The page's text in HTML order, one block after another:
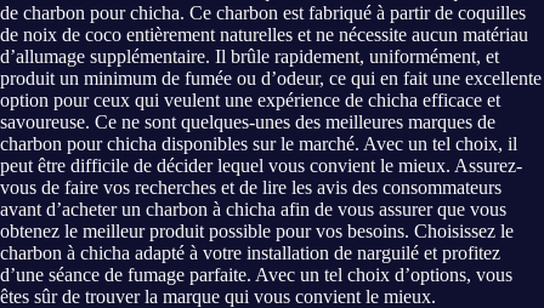
de charbon pour chicha. Ce charbon est fabriqué à partir de coquilles
de noix de coco entièrement naturelles et ne nécessite aucun matériau
d’allumage supplémentaire. Il brûle rapidement, uniformément, et
produit un minimum de fumée ou d’odeur, ce qui en fait une excellente
option pour ceux qui veulent une expérience de chicha efficace et
savoureuse. Ce ne sont quelques-unes des meilleures marques de
charbon pour chicha disponibles sur le marché. Avec un tel choix, il
peut être difficile de décider lequel vous convient le mieux. Assurez-
vous de faire vos recherches et de lire les avis des consommateurs
avant d’acheter un charbon à chicha afin de vous assurer que vous
obtenez le meilleur produit possible pour vos besoins. Choisissez le
charbon à chicha adapté à votre installation de narguilé et profitez
d’une séance de fumage parfaite. Avec un tel choix d’options, vous
êtes sûr de trouver la marque qui vous convient le mieux.